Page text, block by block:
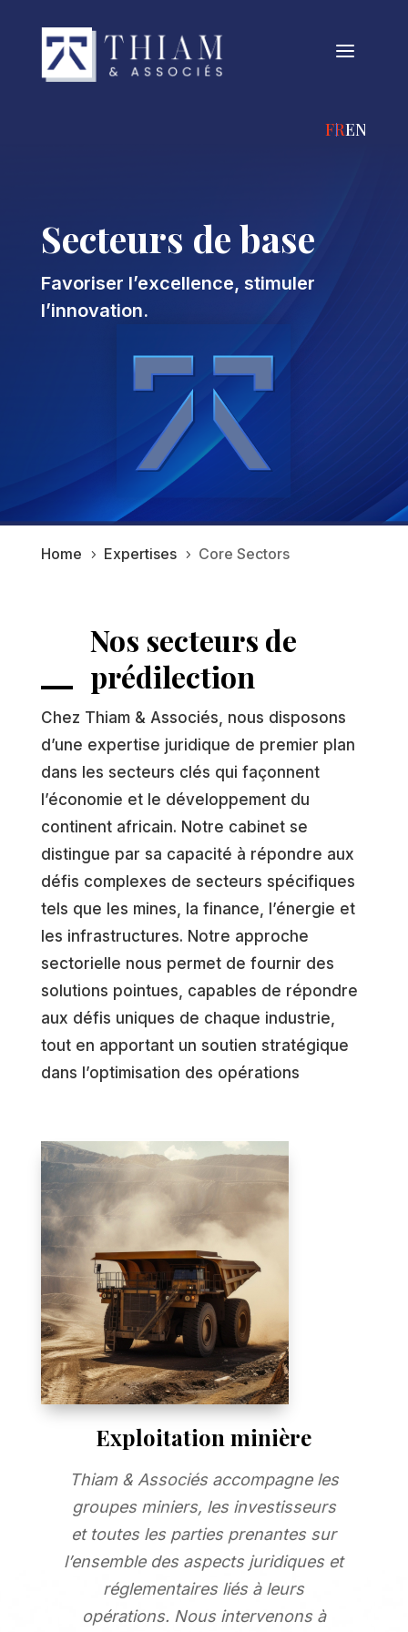
a
FRANÇAIS
Secteurs de base
Favoriser l’excellence, stimuler
l’innovation.
Home 5 Expertises 5 Core Sectors
Nos secteurs de
prédilection
Chez Thiam & Associés, nous disposons
d’une expertise juridique de premier plan
dans les secteurs clés qui façonnent
l’économie et le développement du
continent africain. Notre cabinet se
distingue par sa capacité à répondre aux
défis complexes de secteurs spécifiques
tels que les mines, la finance, l’énergie et
les infrastructures. Notre approche
sectorielle nous permet de fournir des
solutions pointues, capables de répondre
aux défis uniques de chaque industrie,
tout en apportant un soutien stratégique
dans l’optimisation des opérations
Exploitation minière
Thiam & Associés accompagne les
groupes miniers, les investisseurs
et toutes les parties prenantes sur
l’ensemble des aspects juridiques et
réglementaires liés à leurs
opérations. Nous intervenons à